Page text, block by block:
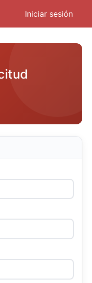
Iniciar sesión